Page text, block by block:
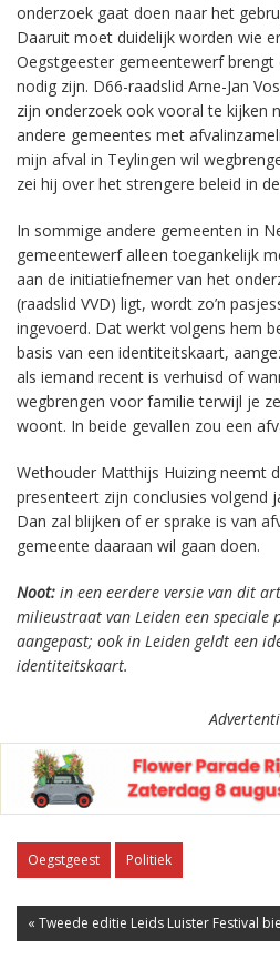
onderzoek gaat doen naar het
Daaruit moet duidelijk worden wie
Oegstgeester gemeentewerf
nodig zijn. D66-raadslid Arne-Jan
zijn onderzoek ook vooral te kijken
andere gemeentes met
mijn afval in Teylingen wil
zei hij over het strengere beleid in
In sommige andere gemeenten in
gemeentewerf alleen toegankelijk
aan de initiatiefnemer van het
(raadslid VVD) ligt, wordt zo’n
ingevoerd. Dat werkt volgens hem
basis van een identiteitskaart,
als iemand recent is verhuisd of
wegbrengen voor familie terwijl je
woont. In beide gevallen zou een
Wethouder Matthijs Huizing neemt
presenteert zijn conclusies volgend
Dan zal blijken of er sprake is van
gemeente daaraan wil gaan doen.
Noot: in een eerdere versie van dit
milieustraat van Leiden een speciale
aangepast; ook in Leiden geldt een
identiteitskaart.
Oegstgeest Politiek
« Tweede editie Leids Luister Festival